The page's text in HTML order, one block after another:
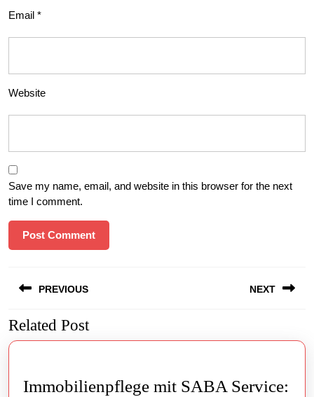
Email *
Website
Save my name, email, and website in this browser for the next
time I comment.
navigation
PREVIOUS
Previous
post:
NEXT
post:
Related Post
Immobilienpflege mit SABA Service: